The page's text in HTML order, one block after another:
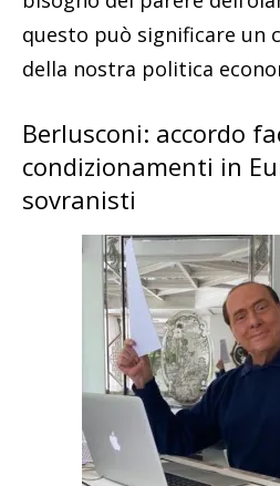
questo può significare un
della nostra politica
Berlusconi: accordo
condizionamenti in
sovranisti